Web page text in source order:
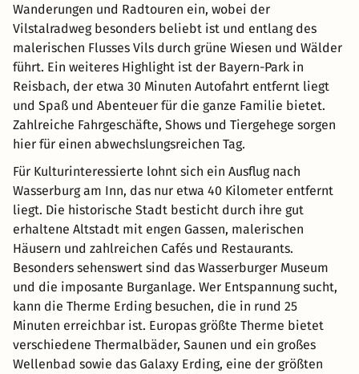
Wanderungen und Radtouren ein, wobei der
Vilstalradweg besonders beliebt ist und entlang des
malerischen Flusses Vils durch grüne Wiesen und Wälder
führt. Ein weiteres Highlight ist der Bayern-Park in
Reisbach, der etwa 30 Minuten Autofahrt entfernt liegt
und Spaß und Abenteuer für die ganze Familie bietet.
Zahlreiche Fahrgeschäfte, Shows und Tiergehege sorgen
hier für einen abwechslungsreichen Tag.
Für Kulturinteressierte lohnt sich ein Ausflug nach
Wasserburg am Inn, das nur etwa 40 Kilometer entfernt
liegt. Die historische Stadt besticht durch ihre gut
erhaltene Altstadt mit engen Gassen, malerischen
Häusern und zahlreichen Cafés und Restaurants.
Besonders sehenswert sind das Wasserburger Museum
und die imposante Burganlage. Wer Entspannung sucht,
kann die Therme Erding besuchen, die in rund 25
Minuten erreichbar ist. Europas größte Therme bietet
verschiedene Thermalbäder, Saunen und ein großes
Wellenbad sowie das Galaxy Erding, eine der größten